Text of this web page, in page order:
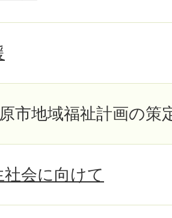
市地域福祉計画の策
会に向けて